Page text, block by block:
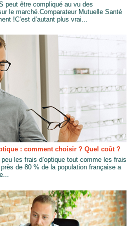
peut être compliqué au vu des
le marché.Comparateur Mutuelle Santé
!C’est d’autant plus vrai...
: comment choisir ? Quel coût ?
les frais d’optique tout comme les frais
de 80 % de la population française a